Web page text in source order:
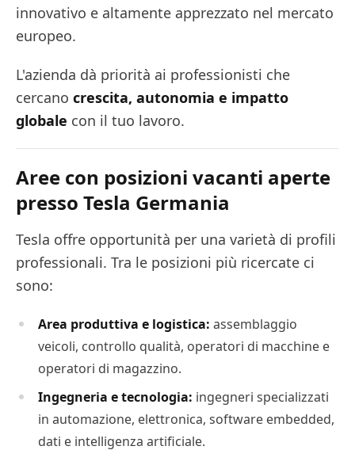
innovativo e altamente apprezzato nel mercato
europeo.
L'azienda dà priorità ai professionisti che
cercano crescita, autonomia e impatto
globale con il tuo lavoro.
Aree con posizioni vacanti aperte
presso Tesla Germania
Tesla offre opportunità per una varietà di profili
professionali. Tra le posizioni più ricercate ci
sono:
Area produttiva e logistica: assemblaggio
veicoli, controllo qualità, operatori di macchine e
operatori di magazzino.
Ingegneria e tecnologia: ingegneri specializzati
in automazione, elettronica, software embedded,
dati e intelligenza artificiale.